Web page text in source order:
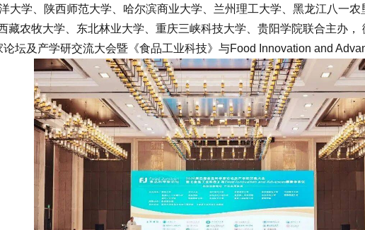
学、陕西师范大学、哈尔滨商业大学、兰州理工大学、黑龙江八一农
藏农牧大学、东北林业大学、重庆三峡科技大学、贵阳学院联合主办
坛及产学研交流大会暨《食品工业科技》与Food Innovation and